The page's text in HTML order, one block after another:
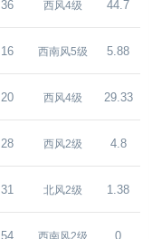
36 西风4级 44.7
16 西南风5级 5.88
20 西风4级 29.33
28 西风2级 4.8
31 北风2级 1.38
54 西南风2级 0